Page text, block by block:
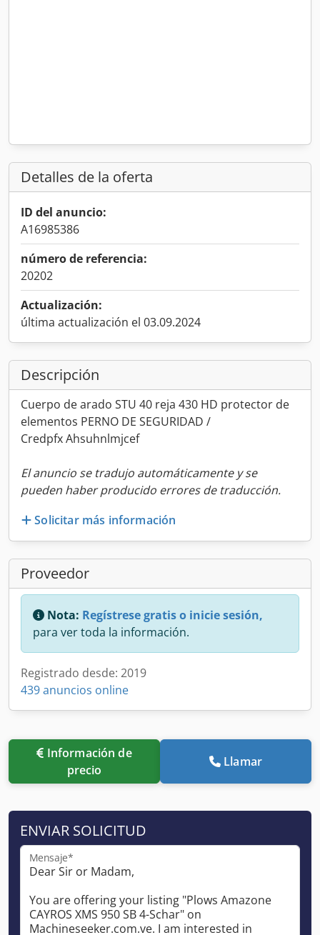
Detalles de la oferta
ID del anuncio:
A16985386
número de referencia:
20202
Actualización:
última actualización el 03.09.2024
Descripción
Cuerpo de arado STU 40 reja 430 HD protector de
elementos PERNO DE SEGURIDAD /
Credpfx Ahsuhnlmjcef
El anuncio se tradujo automáticamente y se
pueden haber producido errores de traducción.
Solicitar más información
Proveedor
Nota: Regístrese gratis o inicie sesión,
para ver toda la información.
Registrado desde: 2019
439 anuncios online
precio
Llamar
ENVIAR SOLICITUD
Mensaje*